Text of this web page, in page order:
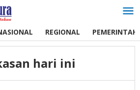
REGIONAL
hari ini